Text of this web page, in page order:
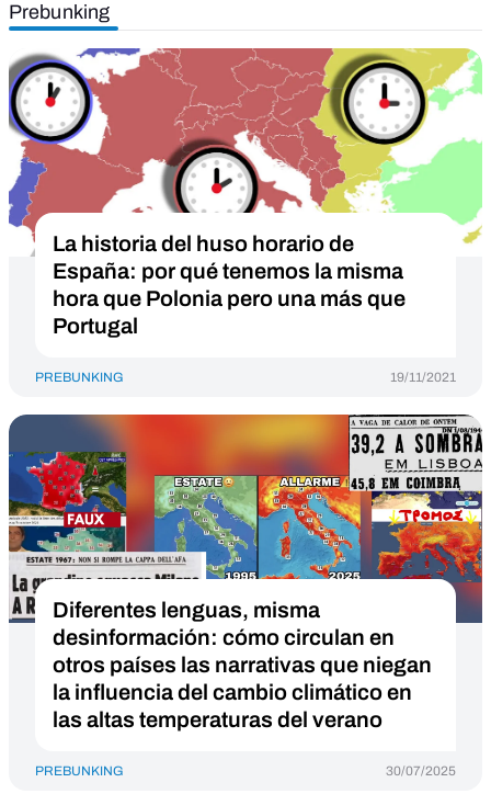
Prebunking
La historia del huso horario de
España: por qué tenemos la misma
hora que Polonia pero una más que
Portugal
PREBUNKING 19/11/2021
Diferentes lenguas, misma
desinformación: cómo circulan en
otros países las narrativas que niegan
la influencia del cambio climático en
las altas temperaturas del verano
PREBUNKING 30/07/2025